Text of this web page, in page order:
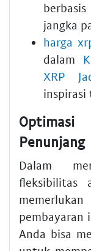
jangka
harga
dalam
XRP
inspirasi
Penunjang
Dalam
fleksibilitas
pembayaran
Anda bisa